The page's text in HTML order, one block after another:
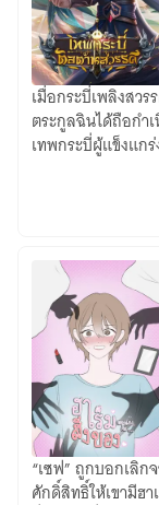
เทพ
กระบี่
ต่อ
เมื่อกระบี่เพลิงส
ตระกูลฉินได้ถือกำ
เทพกระบี่ผู้แข็งแก
ฮาเร็ม
ของ
“เซฟ” ถูกบอกเลิก
ศักดิ์สิทธิ์ให้เขามีฮ